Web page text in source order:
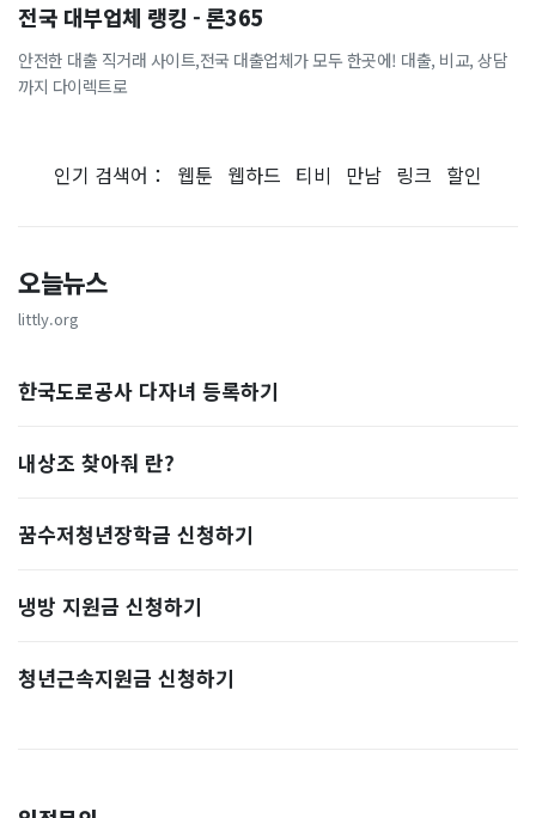
전국 대부업체 랭킹 - 론365
안전한 대출 직거래 사이트,전국 대출업체가 모두 한곳에! 대출, 비교, 상담
까지 다이렉트로
인기 검색어： 웹툰 웹하드 티비 만남 링크 할인
오늘뉴스
littly.org
한국도로공사 다자녀 등록하기
내상조 찾아줘 란?
꿈수저청년장학금 신청하기
냉방 지원금 신청하기
청년근속지원금 신청하기